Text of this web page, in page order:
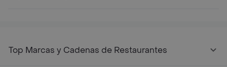
Top Marcas y Cadenas de Restaurantes